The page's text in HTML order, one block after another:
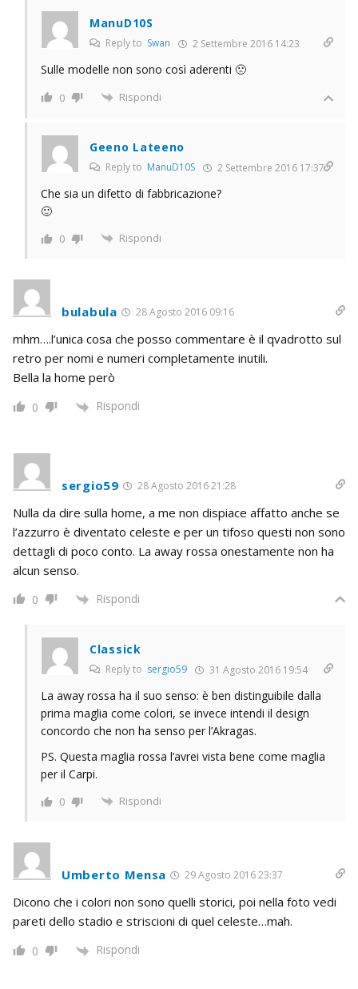
ManuD10S
Reply to Swan 2 Settembre 2016 14:23
Sulle modelle non sono così aderenti 🙁
0 Rispondi
Geeno Lateeno
Reply to ManuD10S 2 Settembre 2016 17:37
Che sia un difetto di fabbricazione?
🙂
0 Rispondi
bulabula 28 Agosto 2016 09:16
mhm….l’unica cosa che posso commentare è il qvadrotto sul
retro per nomi e numeri completamente inutili.
Bella la home però
0 Rispondi
sergio59 28 Agosto 2016 21:28
Nulla da dire sulla home, a me non dispiace affatto anche se
l’azzurro è diventato celeste e per un tifoso questi non sono
dettagli di poco conto. La away rossa onestamente non ha
alcun senso.
0 Rispondi
Classick
Reply to sergio59 31 Agosto 2016 19:54
La away rossa ha il suo senso: è ben distinguibile dalla
prima maglia come colori, se invece intendi il design
concordo che non ha senso per l’Akragas.
PS. Questa maglia rossa l’avrei vista bene come maglia
per il Carpi.
0 Rispondi
Umberto Mensa 29 Agosto 2016 23:37
Dicono che i colori non sono quelli storici, poi nella foto vedi
pareti dello stadio e striscioni di quel celeste…mah.
0 Rispondi